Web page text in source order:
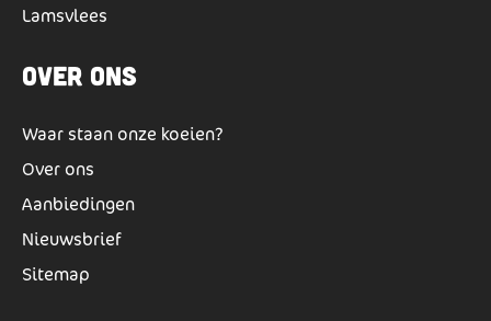
Lamsvlees
Over ons
Waar staan onze koeien?
Over ons
Aanbiedingen
Nieuwsbrief
Sitemap